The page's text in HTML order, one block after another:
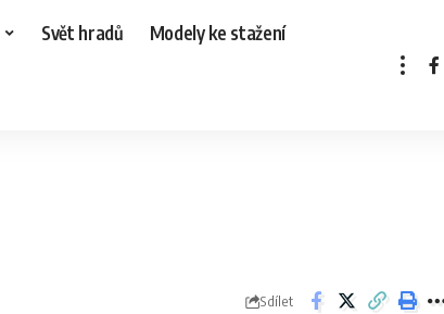
Svět hradů Modely ke stažení
Sdílet